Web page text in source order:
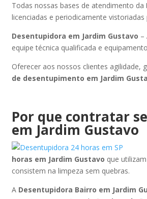
Todas nossas bases de atendimento da
licenciadas e periodicamente
Desentupidora em Jardim Gustavo –
equipe técnica qualificada e
Oferecer aos nossos clientes agilidade,
de desentupimento em Jardim
Por que contratar
em Jardim Gustavo
horas em Jardim Gustavo que
consistem na limpeza sem quebras.
A Desentupidora Bairro em Jardim